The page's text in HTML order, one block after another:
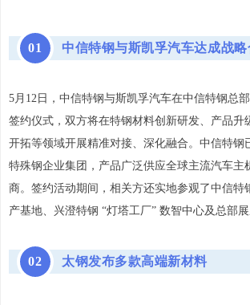
01 中信特钢与斯凯孚汽车达成战略
5月12日，中信特钢与斯凯孚汽车在中信特钢总
签约仪式，双方将在特钢材料创新研发、产品升
开拓等领域开展精准对接、深化融合。中信特钢
特殊钢企业集团，产品广泛供应全球主流汽车主
商。签约活动期间，相关方还实地参观了中信特
产基地、兴澄特钢 “灯塔工厂” 数智中心及总部展
02 太钢发布多款高端新材料